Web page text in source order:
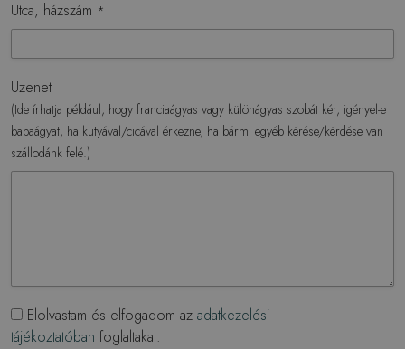
Utca, házszám *
Üzenet
(Ide írhatja például, hogy franciaágyas vagy különágyas szobát kér, igényel-e
babaágyat, ha kutyával/cicával érkezne, ha bármi egyéb kérése/kérdése van
szállodánk felé.)
Elolvastam és elfogadom az adatkezelési
tájékoztatóban foglaltakat.